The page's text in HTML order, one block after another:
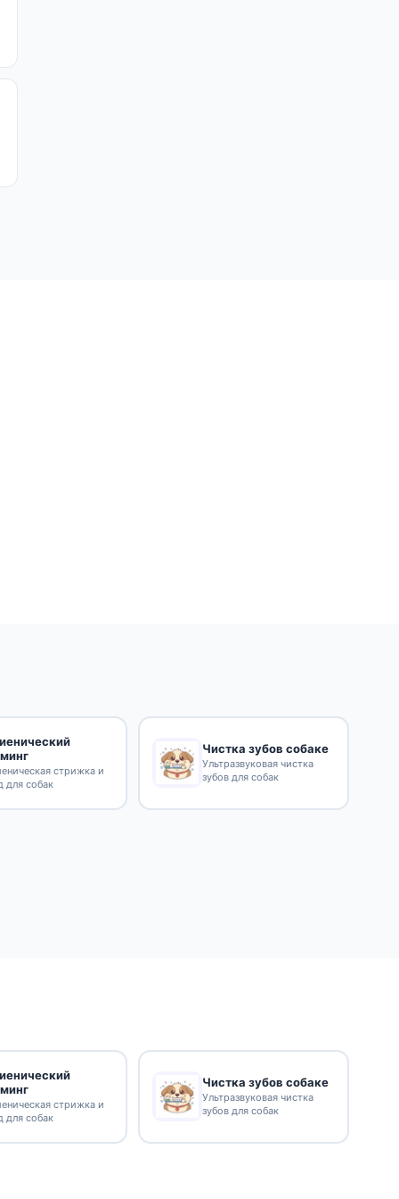
стрижка и
для собак
Чистка зубов собаке
Ультразвуковая чистка
зубов для собак
стрижка и
для собак
Чистка зубов собаке
Ультразвуковая чистка
зубов для собак